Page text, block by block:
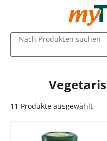
Zum Hauptinhalt springen
Zur Navigation springen
Zur Suche springen
Nach Produkten suchen
11 Produkte ausgewählt